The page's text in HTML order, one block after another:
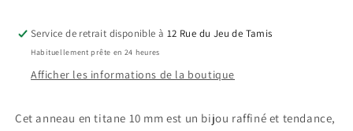
strass
strass
Service de retrait disponible à 12 Rue du Jeu de Tamis
Habituellement prête en 24 heures
Afficher les informations de la boutique
Cet anneau en titane 10 mm est un bijou raffiné et tendance,